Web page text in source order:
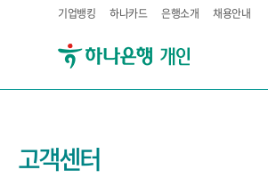
기업뱅킹 하나카드 은행소개 채용안내
고객센터